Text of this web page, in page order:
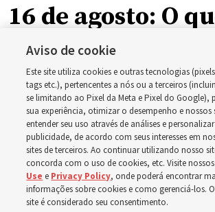
16 de agosto: O
líderes da Igreja
disseram sobre
12-14, 19, 21-24,
42?
O guia de estudo desta semana inclui a
Aviso de cookie
Este site utiliza cookies e outras tecnologias
tags etc.), pertencentes a nós ou a terceiros
se limitando ao Pixel da Meta e Pixel do Google),
sua experiência, otimizar o desempenho e nossos
entender seu uso através de análises e
publicidade, de acordo com seus interesses em
sites de terceiros. Ao continuar utilizando nosso
concorda com o uso de cookies, etc. Visite nossos
Use e Privacy Policy, onde poderá encontrar
informações sobre cookies e como gerenciá-los.
site é considerado seu consentimento.